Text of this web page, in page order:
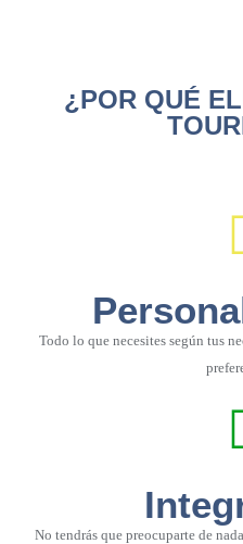
¿POR QUÉ
Todo lo que necesites según tus
No tendrás que preocuparte de